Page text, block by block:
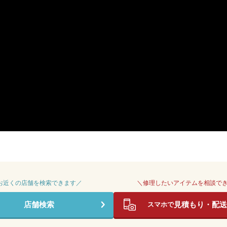
＼修理したいアイテムを相談で
スマホで見積もり・配
近くの店舗を検索できます／
店舗検索